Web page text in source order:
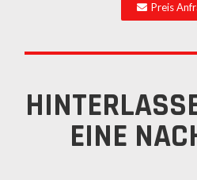
Preis
EINE